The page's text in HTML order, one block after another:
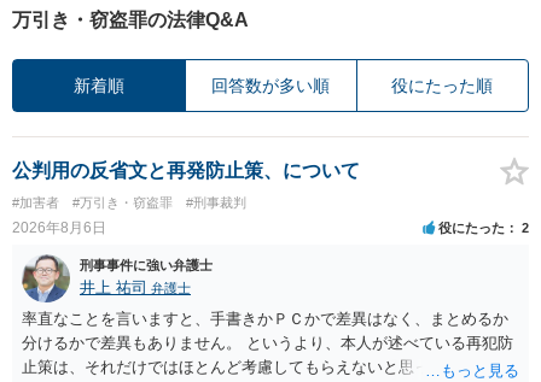
万引き・窃盗罪の法律Q&A
新着順 回答数が多い順 役にたった順
公判用の反省文と再発防止策、について
#加害者 #万引き・窃盗罪 #刑事裁判
2026年8月6日 役にたった 2
刑事事件に強い弁護士
井上 祐司 弁護士
率直なことを言いますと、手書きかＰＣかで差異はなく、まとめるか
分けるかで差異もありません。 というより、本人が述べている再犯防
止策は、それだけではほとんど考慮してもらえないと思った方が良い